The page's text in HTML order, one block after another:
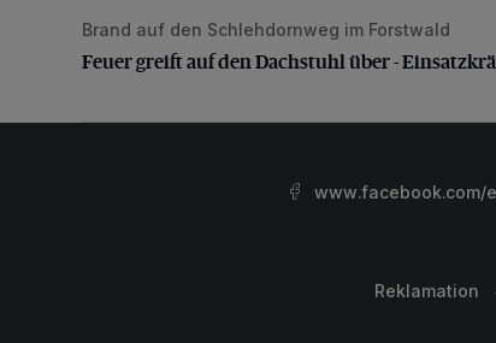
Feuer greift auf den Dachstuhl über -
Brand auf den Schlehdornweg im Forstwald
Feuer greift auf den Dachstuhl über -
www.facebook.com/
Reklamation